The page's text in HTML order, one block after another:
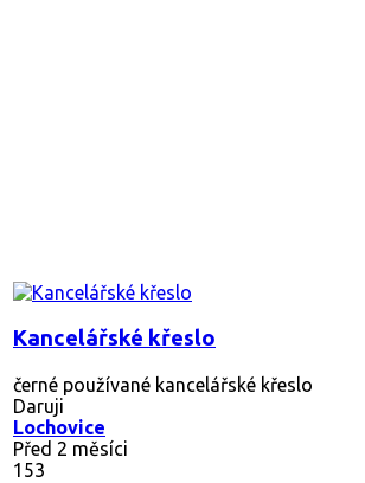
Kancelářské křeslo
černé používané kancelářské křeslo
Daruji
Lochovice
Před 2 měsíci
153